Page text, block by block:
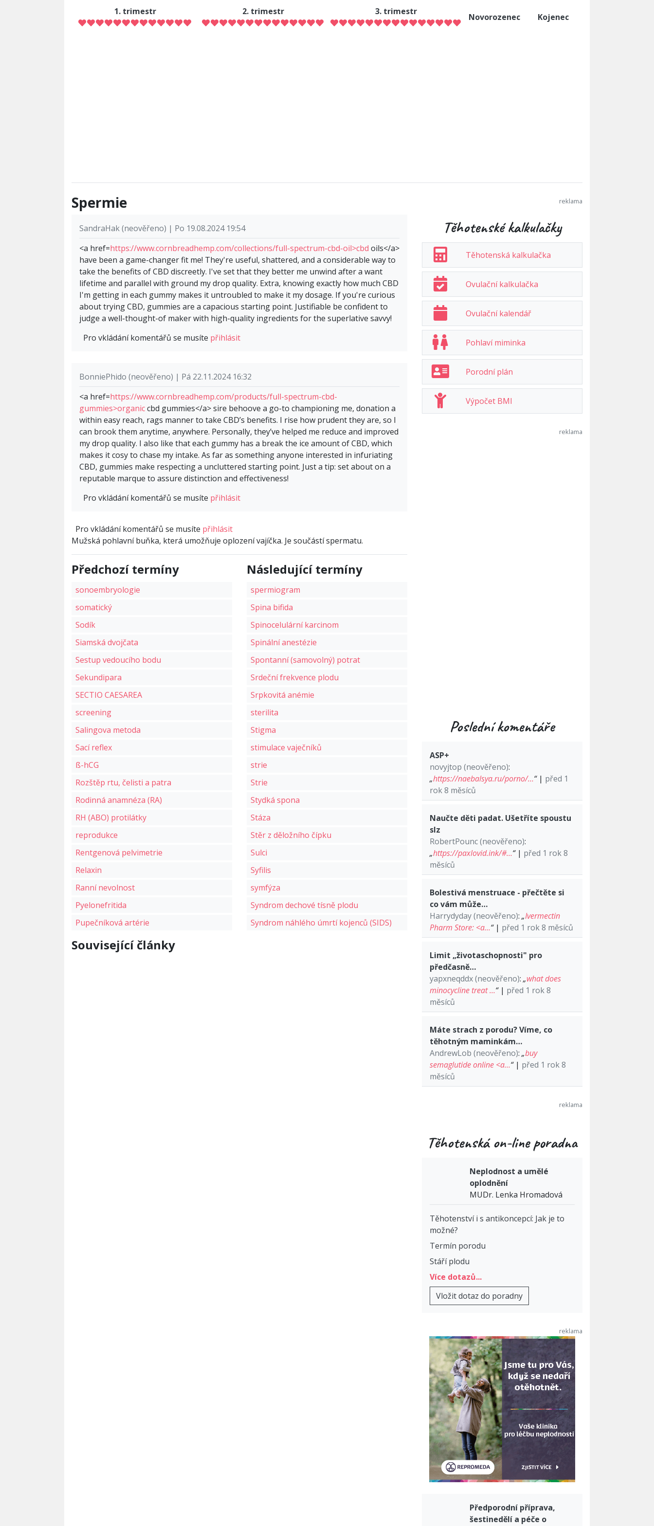
1. trimestr 2. trimestr 3. trimestr
Novorozenec Kojenec
Spermie
SandraHak (neověřeno) | Po 19.08.2024 19:54
<a href=https://www.cornbreadhemp.com/collections/full-spectrum-cbd-oil>cbd oils</a>
have been a game-changer fit me! They're useful, shattered, and a considerable way to
take the benefits of CBD discreetly. I've set that they better me unwind after a want
lifetime and parallel with ground my drop quality. Extra, knowing exactly how much CBD
I'm getting in each gummy makes it untroubled to make it my dosage. If you're curious
about trying CBD, gummies are a capacious starting point. Justifiable be confident to
judge a well-thought-of maker with high-quality ingredients for the superlative savvy!
Pro vkládání komentářů se musíte přihlásit
BonniePhido (neověřeno) | Pá 22.11.2024 16:32
<a href=https://www.cornbreadhemp.com/products/full-spectrum-cbd-
gummies>organiccbd gummies</a> sire behoove a go-to championing me, donation a
within easy reach, rags manner to take CBD’s benefits. I rise how prudent they are, so I
can brook them anytime, anywhere. Personally, they’ve helped me reduce and improved
my drop quality. I also like that each gummy has a break the ice amount of CBD, which
makes it cosy to chase my intake. As far as something anyone interested in infuriating
CBD, gummies make respecting a uncluttered starting point. Just a tip: set about on a
reputable marque to assure distinction and effectiveness!
Pro vkládání komentářů se musíte přihlásit
Pro vkládání komentářů se musíte přihlásit
Mužská pohlavní buňka, která umožňuje oplození vajíčka. Je součástí spermatu.
Předchozí termíny
sonoembryologie
somatický
Sodík
Siamská dvojčata
Sestup vedoucího bodu
Sekundipara
SECTIO CAESAREA
screening
Salingova metoda
Sací reflex
ß-hCG
Rozštěp rtu, čelisti a patra
Rodinná anamnéza (RA)
RH (ABO) protilátky
reprodukce
Rentgenová pelvimetrie
Relaxin
Ranní nevolnost
Pyelonefritida
Pupečníková artérie
Následující termíny
spermiogram
Spina bifida
Spinocelulární karcinom
Spinální anestézie
Spontanní (samovolný) potrat
Srdeční frekvence plodu
Srpkovitá anémie
sterilita
Stigma
stimulace vaječníků
strie
Strie
Stydká spona
Stáza
Stěr z děložního čípku
Sulci
Syfilis
symfýza
Syndrom dechové tísně plodu
Syndrom náhlého úmrtí kojenců (SIDS)
Související články
Těhotenské kalkulačky
Těhotenská kalkulačka
Ovulační kalkulačka
Ovulační kalendář
Pohlaví miminka
Porodní plán
Výpočet BMI
Poslední komentáře
ASP+
novyjtop (neověřeno):
„https://naebalsya.ru/porno/…“| před 1
rok 8 měsíců
Naučte děti padat. Ušetříte spoustu
slz
RobertPounc (neověřeno):
„https://paxlovid.ink/#…“| před 1 rok 8
měsíců
Bolestivá menstruace - přečtěte si
co vám může…
Harrydyday (neověřeno): „Ivermectin
Pharm Store: <a…“| před 1 rok 8 měsíců
Limit „životaschopnosti" pro
předčasně…
yapxneqddx (neověřeno): „what does
minocycline treat …“| před 1 rok 8
měsíců
Máte strach z porodu? Víme, co
těhotným maminkám…
AndrewLob (neověřeno): „buy
semaglutide online <a…“| před 1 rok 8
měsíců
Těhotenská on-line poradna
Neplodnost a umělé
oplodnění
MUDr. Lenka Hromadová
Těhotenství i s antikoncepcí: Jak je to
možné?
Termín porodu
Stáří plodu
Více dotazů...
Vložit dotaz do poradny
Předporodní příprava,
šestinedělí a péče o